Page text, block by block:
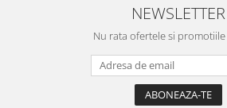
NEWSLETTER
Nu rata ofertele si